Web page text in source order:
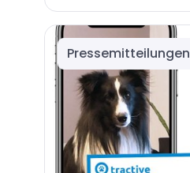
Pressemitteilungen